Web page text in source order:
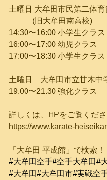
土曜日 大牟田市民第二体
(旧大牟田南高校)
14:30〜16:00 小学生クラス
16:00〜17:00 幼児クラス
17:00〜18:30 小学生クラス
土曜日　大牟田市立甘木中
19:00〜21:30 強化クラス
詳しくは、HPをご覧くだ
https://www.karate-
「大牟田 平成館」で検索！
#大牟田空手#空手大牟田#
#大牟田#大牟田市#実戦空